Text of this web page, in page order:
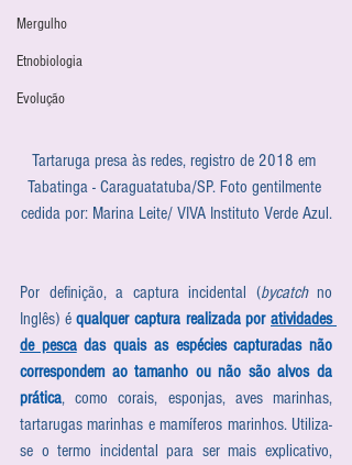
Mergulho
Etnobiologia
Evolução
Tartaruga presa às redes, registro de 2018 em
Tabatinga - Caraguatatuba/SP. Foto gentilmente
cedida por: Marina Leite/ VIVA Instituto Verde Azul.
Por definição, a captura incidental (bycatch no
Inglês) é qualquer captura realizada por atividades
de pesca das quais as espécies capturadas não
correspondem ao tamanho ou não são alvos da
prática, como corais, esponjas, aves marinhas,
tartarugas marinhas e mamíferos marinhos. Utiliza-
se o termo incidental para ser mais explicativo,